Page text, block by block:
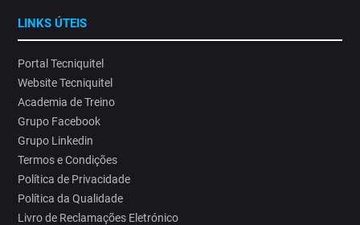
LINKS ÚTEIS
Portal Tecniquitel
Website Tecniquitel
Academia de Treino
Grupo Facebook
Grupo Linkedin
Termos e Condições
Política de Privacidade
Política da Qualidade
Livro de Reclamações Eletrónico